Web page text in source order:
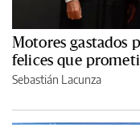
Motores gastados
felices que
Sebastián Lacunza